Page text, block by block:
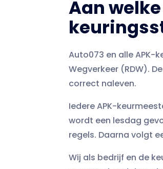
Aan
Auto073 en alle APK-
Wegverkeer (RDW).
correct naleven.
Iedere APK-
wordt een lesdag
regels. Daarna volgt
Wij als bedrijf en de